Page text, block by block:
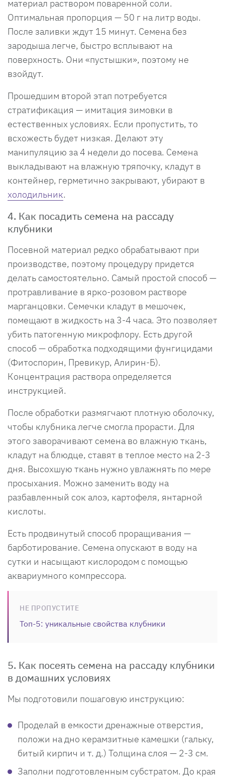
материал раствором поваренной соли.
Оптимальная пропорция — 50 г на литр воды.
После заливки ждут 15 минут. Семена без
зародыша легче, быстро всплывают на
поверхность. Они «пустышки», поэтому не
взойдут.
Прошедшим второй этап потребуется
стратификация — имитация зимовки в
естественных условиях. Если пропустить, то
всхожесть будет низкая. Делают эту
манипуляцию за 4 недели до посева. Семена
выкладывают на влажную тряпочку, кладут в
контейнер, герметично закрывают, убирают в
холодильник.
4. Как посадить семена на рассаду
клубники
Посевной материал редко обрабатывают при
производстве, поэтому процедуру придется
делать самостоятельно. Самый простой способ —
протравливание в ярко-розовом растворе
марганцовки. Семечки кладут в мешочек,
помещают в жидкость на 3-4 часа. Это позволяет
убить патогенную микрофлору. Есть другой
способ — обработка подходящими фунгицидами
(Фитоспорин, Превикур, Алирин-Б).
Концентрация раствора определяется
инструкцией.
После обработки размягчают плотную оболочку,
чтобы клубника легче смогла прорасти. Для
этого заворачивают семена во влажную ткань,
кладут на блюдце, ставят в теплое место на 2-3
дня. Высохшую ткань нужно увлажнять по мере
просыхания. Можно заменить воду на
разбавленный сок алоэ, картофеля, янтарной
кислоты.
Есть продвинутый способ проращивания —
барботирование. Семена опускают в воду на
сутки и насыщают кислородом с помощью
аквариумного компрессора.
НЕ ПРОПУСТИТЕ
Топ-5: уникальные свойства клубники
5. Как посеять семена на рассаду клубники
в домашних условиях
Мы подготовили пошаговую инструкцию:
Проделай в емкости дренажные отверстия,
положи на дно керамзитные камешки (гальку,
битый кирпич и т. д.) Толщина слоя — 2-3 см.
Заполни подготовленным субстратом. До края